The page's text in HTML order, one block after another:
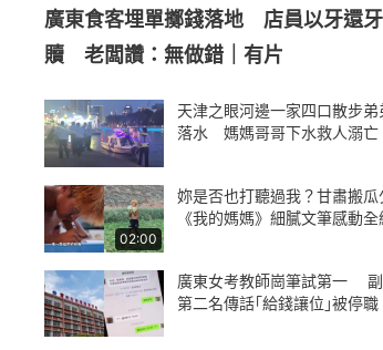
廣東食客埋單擲錢落地 店員以牙還
贖 老闆讚：無做錯｜有片
天津之眼河邊一家四口散步弟
落水 媽媽哥哥下水救人溺亡
02:00
妳是否也打聽過我？甘肅搬瓜
《我的媽媽》細膩文筆感動全
廣東女考教師崗筆試第一
第二名傳話｢給錢讓位｣被停職